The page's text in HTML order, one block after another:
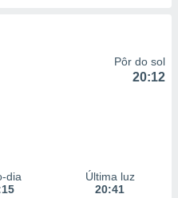
Pôr do sol
20:12
dia
Última luz
20:41